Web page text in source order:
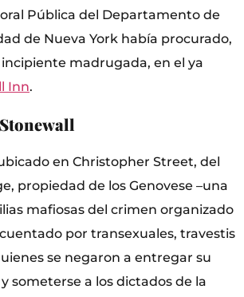
Pública del Departamento de
de Nueva York había procurado,
madrugada, en el ya
Inn.
en Christopher Street, del
propiedad de los Genovese –una
mafiosas del crimen organizado
por transexuales, travestis
se negaron a entregar su
someterse a los dictados de la